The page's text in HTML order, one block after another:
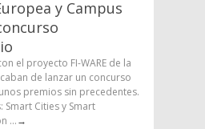
y Campus
el proyecto FI-WARE de la
de lanzar un concurso
premios sin precedentes.
Cities y Smart
...→